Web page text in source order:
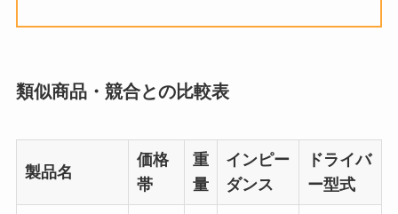
類似商品・競合との比較表
製品名
価格
帯
重
量
インピー
ダンス
ドライバ
ー型式